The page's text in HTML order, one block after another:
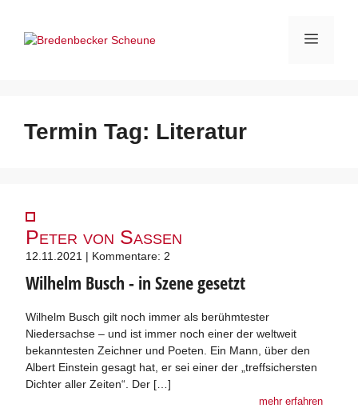
springen
Menü
Termin Tag: Literatur
Peter von Sassen
12.11.2021 | Kommentare: 2
Wilhelm Busch - in Szene gesetzt
Wilhelm Busch gilt noch immer als berühmtester
Niedersachse – und ist immer noch einer der weltweit
bekanntesten Zeichner und Poeten. Ein Mann, über den
Albert Einstein gesagt hat, er sei einer der „treffsichersten
Dichter aller Zeiten“. Der […]
mehr erfahren